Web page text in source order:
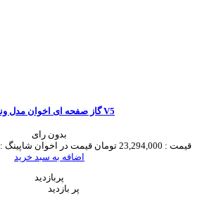
گاز صفحه ای اخوان مدل ونوس V5
بدون رای
قیمت : 23,294,000 تومان قیمت در اخوان شاپینگ :
اضافه به سبد خرید
پربازدید
پر بازدید